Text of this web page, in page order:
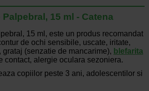
15 ml - Catena
15 ml, este un produs recomandat
de ochi sensibile, uscate, iritate,
, grataj (senzatie de mancarime), blefarita
contact, alergie oculara sezoniera.
copiilor peste 3 ani, adolescentilor si